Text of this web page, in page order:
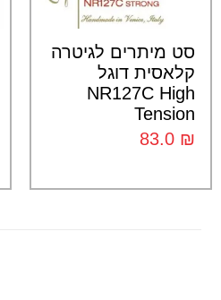
סט מיתרים לגיטרה
קלאסית דוגל
NR127C High
Tension
₪